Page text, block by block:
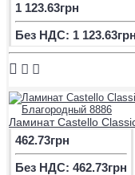
1 123.63грн
Без НДС: 1 123.63грн
Ламинат Castello
462.73грн
Без НДС: 462.73грн